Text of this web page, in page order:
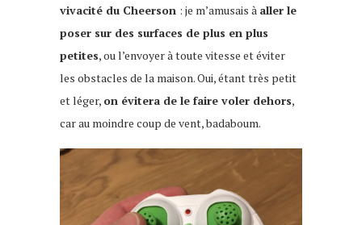
vivacité du Cheerson : je m’amusais à aller le
poser sur des surfaces de plus en plus
petites, ou l’envoyer à toute vitesse et éviter
les obstacles de la maison. Oui, étant très petit
et léger, on évitera de le faire voler dehors,
car au moindre coup de vent, badaboum.